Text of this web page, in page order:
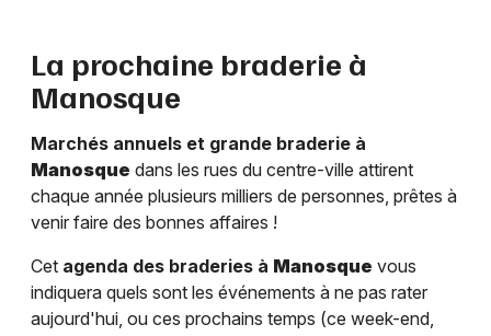
La prochaine braderie à
Manosque
Marchés annuels et grande braderie à
Manosque dans les rues du centre-ville attirent
chaque année plusieurs milliers de personnes, prêtes à
venir faire des bonnes affaires !
Cet agenda des braderies à Manosque vous
indiquera quels sont les événements à ne pas rater
aujourd'hui, ou ces prochains temps (ce week-end,